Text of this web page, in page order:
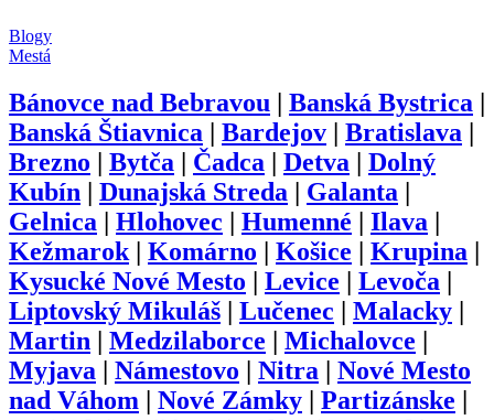
Blogy
Mestá
Bánovce nad Bebravou | Banská Bystrica |
Banská Štiavnica | Bardejov | Bratislava |
Brezno | Bytča | Čadca | Detva | Dolný
Kubín | Dunajská Streda | Galanta |
Gelnica | Hlohovec | Humenné | Ilava |
Kežmarok | Komárno | Košice | Krupina |
Kysucké Nové Mesto | Levice | Levoča |
Liptovský Mikuláš | Lučenec | Malacky |
Martin | Medzilaborce | Michalovce |
Myjava | Námestovo | Nitra | Nové Mesto
nad Váhom | Nové Zámky | Partizánske |